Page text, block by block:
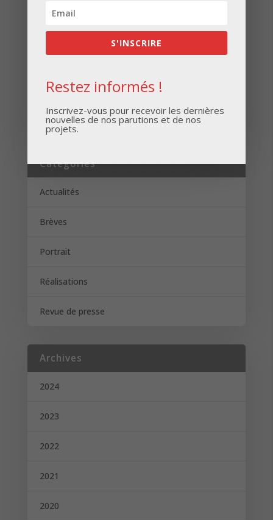
nouvelles de nos parutions et de nos projets.
Catégories
Actualités
Brèves
Portrait
Réalisations
Revue de presse
Archives
2024
2023
2022
2021
2020
S'INSCRIRE
Restez informés !
Inscrivez-vous pour recevoir les dernières
nouvelles de nos parutions et de nos
projets.